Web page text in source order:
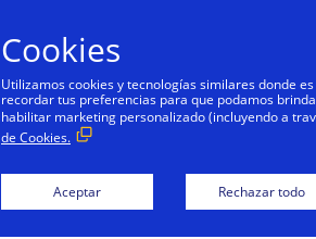
Cookies
Utilizamos cookies y tecnologías similares donde
recordar tus preferencias para que podamos
habilitar marketing personalizado (incluyendo a
de Cookies.
Aceptar Rechazar todo